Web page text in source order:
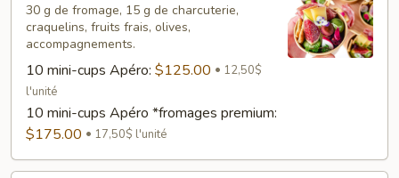
Apéro
30 g de fromage, 15 g de charcuterie,
craquelins, fruits frais, olives,
accompagnements.
10 mini-cups Apéro: $125.00
12,50$
l'unité
10 mini-cups Apéro *fromages premium:
$175.00
17,50$ l'unité